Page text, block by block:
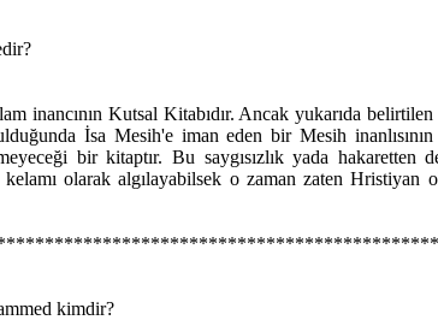
inancının Kutsal Kitabıdır. Ancak yukarıda
İsa Mesih'e iman eden bir Mesih inanlısının
bir kitaptır. Bu saygısızlık yada hakaretten
kelamı olarak algılayabilsek o zaman zaten Hristiyan
kimdir?